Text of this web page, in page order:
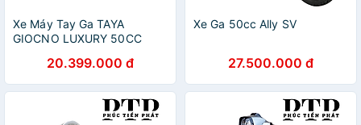
Xe Máy Tay Ga TAYA
GIOCNO LUXURY 50CC
20.399.000 đ
Xe Ga 50cc Ally SV
27.500.000 đ